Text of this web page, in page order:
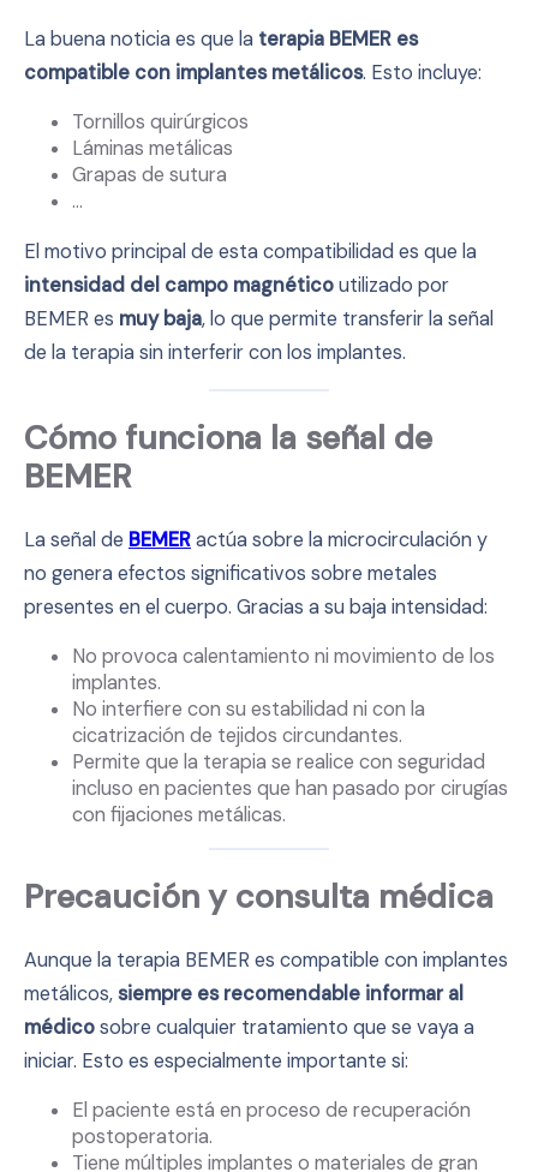
La buena noticia es que la terapia BEMER es
compatible con implantes metálicos. Esto incluye:
Tornillos quirúrgicos
Láminas metálicas
Grapas de sutura
…
El motivo principal de esta compatibilidad es que la
intensidad del campo magnéticoutilizado por
BEMER es muy baja, lo que permite transferir la señal
de la terapia sin interferir con los implantes.
Cómo funciona la señal de
BEMER
La señal de BEMERactúa sobre la microcirculación y
no genera efectos significativos sobre metales
presentes en el cuerpo. Gracias a su baja intensidad:
No provoca calentamiento ni movimiento de los
implantes.
No interfiere con su estabilidad ni con la
cicatrización de tejidos circundantes.
Permite que la terapia se realice con seguridad
incluso en pacientes que han pasado por cirugías
con fijaciones metálicas.
Precaución y consulta médica
Aunque la terapia BEMER es compatible con implantes
metálicos,siempre es recomendable informar al
médicosobre cualquier tratamiento que se vaya a
iniciar. Esto es especialmente importante si:
El paciente está en proceso de recuperación
postoperatoria.
Tiene múltiples implantes o materiales de gran